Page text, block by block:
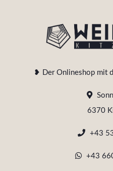
❥ Der Onlineshop mit
6370
+43
+43